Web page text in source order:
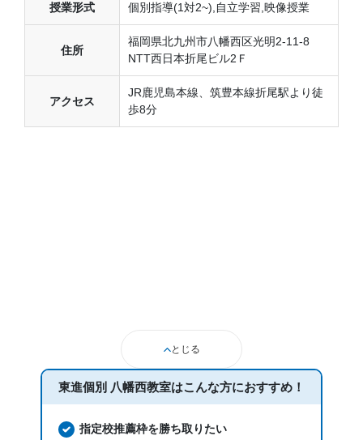
授業形式 個別指導(1対2~),自立学習,映像授業
住所
福岡県北九州市八幡西区光明2-11-8
NTT西日本折尾ビル2Ｆ
アクセス
JR鹿児島本線、筑豊本線折尾駅より徒
歩8分
とじる
東進個別 八幡西教室はこんな方におすすめ！
指定校推薦枠を勝ち取りたい